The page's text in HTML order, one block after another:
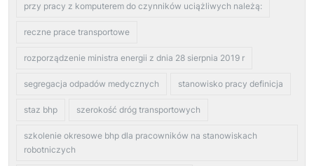
przy pracy z komputerem do czynników uciążliwych należą:
reczne prace transportowe
rozporządzenie ministra energii z dnia 28 sierpnia 2019 r
segregacja odpadów medycznych stanowisko pracy definicja
staz bhp szerokość dróg transportowych
szkolenie okresowe bhp dla pracowników na stanowiskach
robotniczych